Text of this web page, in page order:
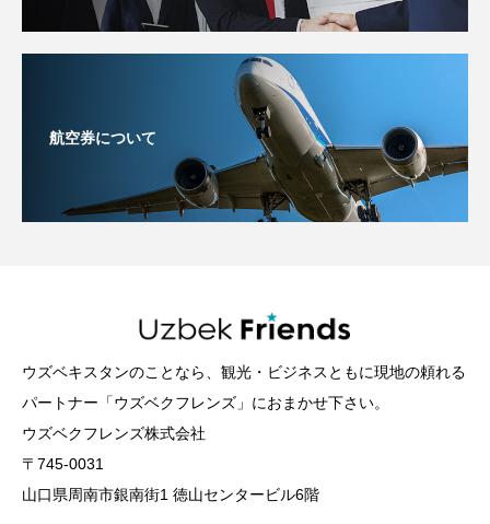
航空券について
ウズベキスタンのことなら、観光・ビジネスともに現地の頼れる
パートナー「ウズベクフレンズ」におまかせ下さい。
ウズベクフレンズ株式会社
〒745-0031
山口県周南市銀南街1 徳山センタービル6階